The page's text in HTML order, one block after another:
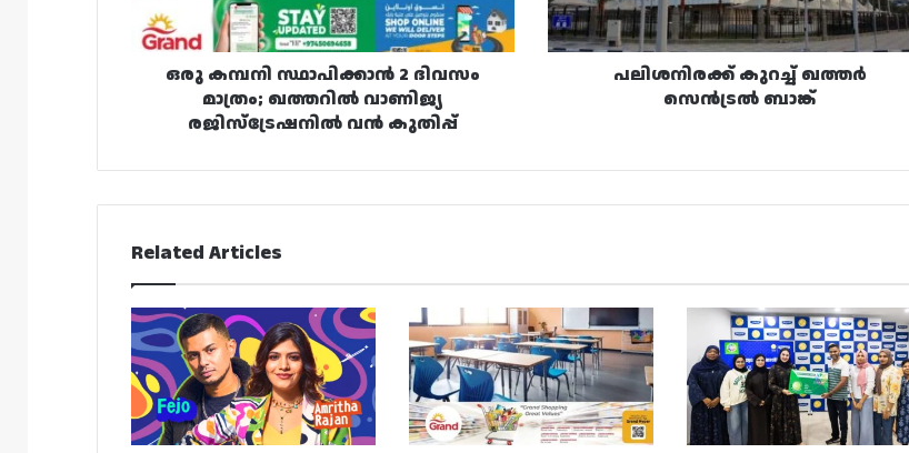
വാണിജ്യ
രജിസ്‌ട്രേഷനിൽ
ഒരു കമ്പനി സ്ഥാപിക്കാൻ 2 ദിവസം
മാത്രം; ഖത്തറിൽ വാണിജ്യ
രജിസ്‌ട്രേഷനിൽ വൻ കുതിപ്പ്
പലിശനിരക്ക് കുറച്ച് ഖത്തർ
സെൻട്രൽ ബാങ്ക്
Related Articles